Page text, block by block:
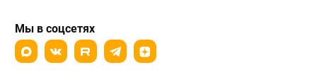
Мы в соцсетях